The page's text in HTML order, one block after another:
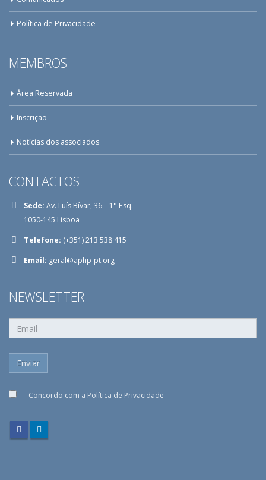
Política de Privacidade
MEMBROS
Área Reservada
Inscrição
Notícias dos associados
CONTACTOS
Sede: Av. Luís Bívar, 36 – 1° Esq.
1050-145 Lisboa
Telefone: (+351) 213 538 415
Email: geral@aphp-pt.org
NEWSLETTER
Concordo com a Política de Privacidade